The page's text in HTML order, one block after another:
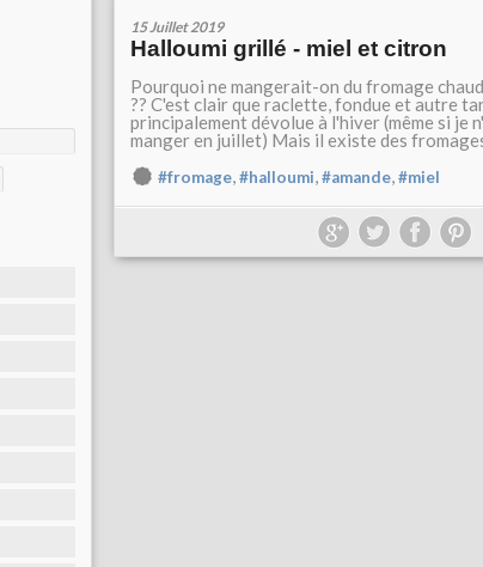
15 Juillet 2019
Halloumi grillé - miel et citron
Pourquoi ne mangerait-on du fromage
?? C'est clair que raclette, fondue et autre
principalement dévolue à l'hiver (même si je
manger en juillet) Mais il existe des
#fromage,#halloumi,#amande,#miel